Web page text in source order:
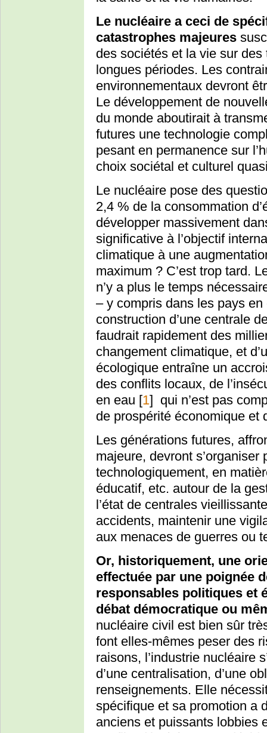
Le nucléaire a ceci de
catastrophes majeures
des sociétés et la vie sur
longues périodes. Les
environnementaux devront
Le développement de
du monde aboutirait à
futures une technologie
pesant en permanence sur
choix sociétal et culturel
Le nucléaire pose des
2,4 % de la consommation
développer massivement
significative à l’objectif
climatique à une
maximum ? C’est trop tard.
n’y a plus le temps
– y compris dans les pays
construction d’une centrale
faudrait rapidement des
changement climatique, et
écologique entraîne un
des conflits locaux, de
en eau [1] qui n’est pas
de prospérité économique et
Les générations futures,
majeure, devront
technologiquement, en
éducatif, etc. autour de la
l’état de centrales
accidents, maintenir une
aux menaces de guerres ou
Or, historiquement, une
effectuée par une poignée
responsables politiques et
débat démocratique ou
nucléaire civil est bien sûr
font elles-mêmes peser des
raisons, l’industrie nucléaire
d’une centralisation, d’une
renseignements. Elle
spécifique et sa promotion a
anciens et puissants lobbies